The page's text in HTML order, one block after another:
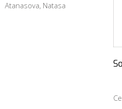
Atanasova, Natasa